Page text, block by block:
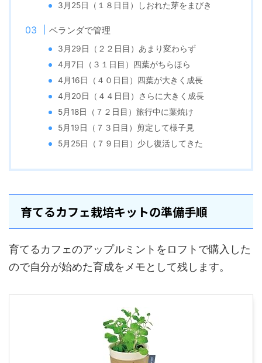
3月25日（１８日目）しおれた芽をまびき
ベランダで管理
3月29日（２２日目）あまり変わらず
4月7日（３１日目）四葉がちらほら
4月16日（４０日目）四葉が大きく成長
4月20日（４４日目）さらに大きく成長
5月18日（７２日目）旅行中に葉焼け
5月19日（７３日目）剪定して様子見
5月25日（７９日目）少し復活してきた
育てるカフェ栽培キットの準備手順
育てるカフェのアップルミントをロフトで購入した
ので自分が始めた育成をメモとして残します。